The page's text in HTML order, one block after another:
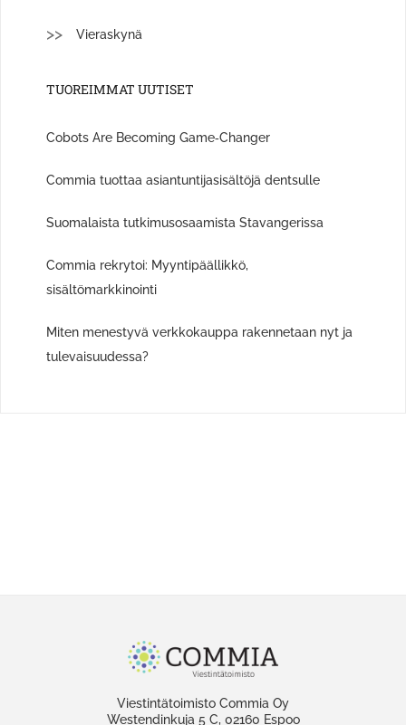
Vieraskynä
TUOREIMMAT UUTISET
Cobots Are Becoming Game‑Changer
Commia tuottaa asiantuntijasisältöjä dentsulle
Suomalaista tutkimusosaamista Stavangerissa
Commia rekrytoi: Myyntipäällikkö,
sisältömarkkinointi
Miten menestyvä verkkokauppa rakennetaan nyt ja
tulevaisuudessa?
Viestintätoimisto Commia Oy
Westendinkuja 5 C, 02160 Espoo